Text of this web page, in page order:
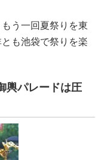
う一回夏祭りを東
も池袋で祭りを楽
輿パレードは圧